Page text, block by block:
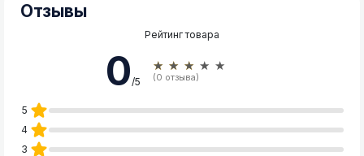
Отзывы
Рейтинг товара
0/5
★★★★★
(0 отзыва)
5
4
3